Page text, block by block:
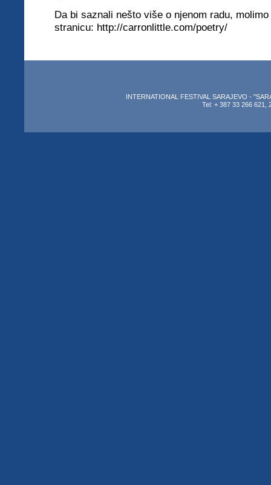
Da bi saznali nešto više o njenom radu,
stranicu: http://carronlittle.com/poetry/
INTERNATIONAL FESTIVAL SARAJEVO -
Tel: + 387 33 266 621,